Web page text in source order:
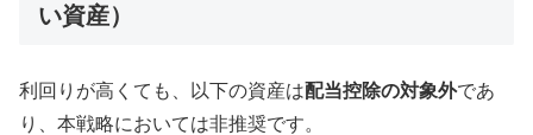
い資産）
利回りが高くても、以下の資産は配当控除の対象外であ
り、本戦略においては非推奨です。